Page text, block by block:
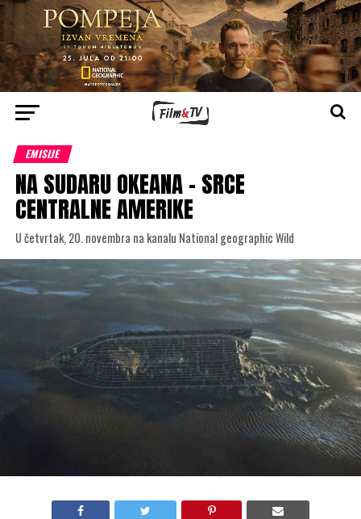
EMISIJE
NA SUDARU OKEANA – SRCE
CENTRALNE AMERIKE
U četvrtak, 20. novembra na kanalu National geographic Wild